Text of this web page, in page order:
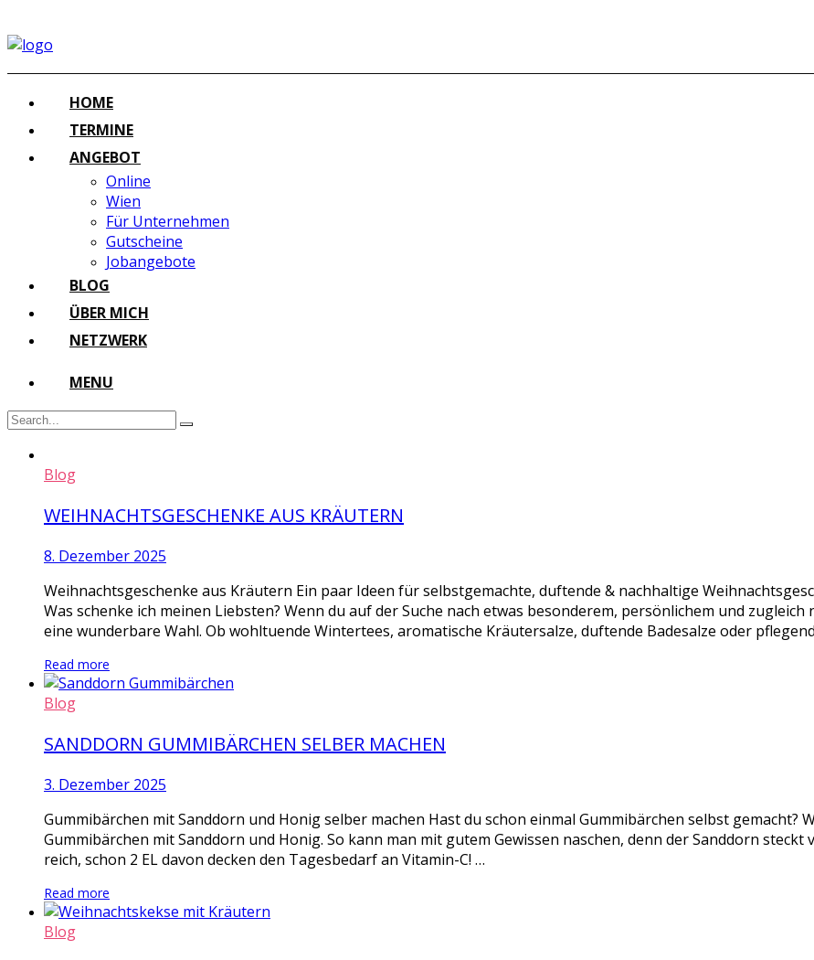
HOME
TERMINE
ANGEBOT
Online
Wien
Für Unternehmen
Gutscheine
Jobangebote
BLOG
ÜBER MICH
NETZWERK
MENU
Blog
WEIHNACHTSGESCHENKE AUS KRÄUTERN
8. Dezember 2025
Weihnachtsgeschenke aus Kräutern Ein paar Ideen für selbstgemachte, duftende & nachhaltige
Was schenke ich meinen Liebsten? Wenn du auf der Suche nach etwas besonderem, persönlichem und
eine wunderbare Wahl. Ob wohltuende Wintertees, aromatische Kräutersalze, duftende Badesalze oder
Read more
Blog
SANDDORN GUMMIBÄRCHEN SELBER MACHEN
3. Dezember 2025
Gummibärchen mit Sanddorn und Honig selber machen Hast du schon einmal Gummibärchen selbst gemacht?
Gummibärchen mit Sanddorn und Honig. So kann man mit gutem Gewissen naschen, denn der Sanddorn
reich, schon 2 EL davon decken den Tagesbedarf an Vitamin-C! …
Read more
Blog